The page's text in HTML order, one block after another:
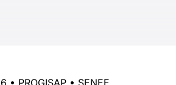
• PROGISAP • SENEF